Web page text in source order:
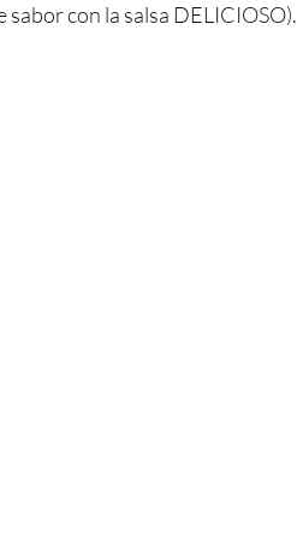
con la salsa DELICIOSO).